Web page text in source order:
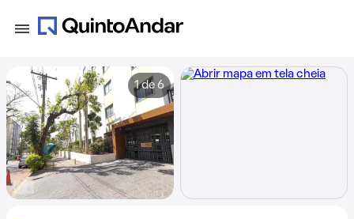
1 de 6